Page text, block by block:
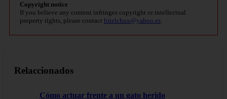
Copyright notice
If you believe any content infringes copyright or intellectual
property rights, please contact bitelchux@yahoo.es.
Relaccionados
Cómo actuar frente a un gato herido